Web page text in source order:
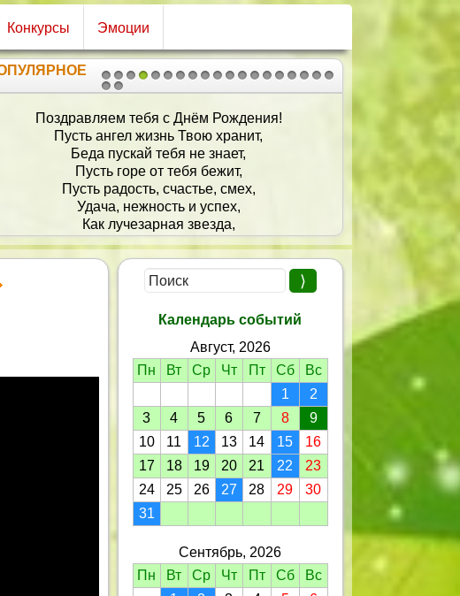
Конкурсы Эмоции
1 2
2021
Поздравляем тебя с Днём Рождения!
Пусть ангел жизнь Твою хранит,
Беда пускай тебя не знает,
Пусть горе от тебя бежит,
Пусть радость, счастье, смех,
Удача, нежность и успех,
Как лучезарная звезда,
Тебе сопутствует всегда.
Календарь событий
Август, 2026
Пн
Вт Ср Чт Пт Сб
Вс
1
2
3
4 5 6 7 8
9
10
11 12 13 14 15
16
17
18 19 20 21 22
23
24
25 26 27 28 29
30
31
Сентябрь, 2026
Пн
Вт Ср Чт Пт Сб
Вс